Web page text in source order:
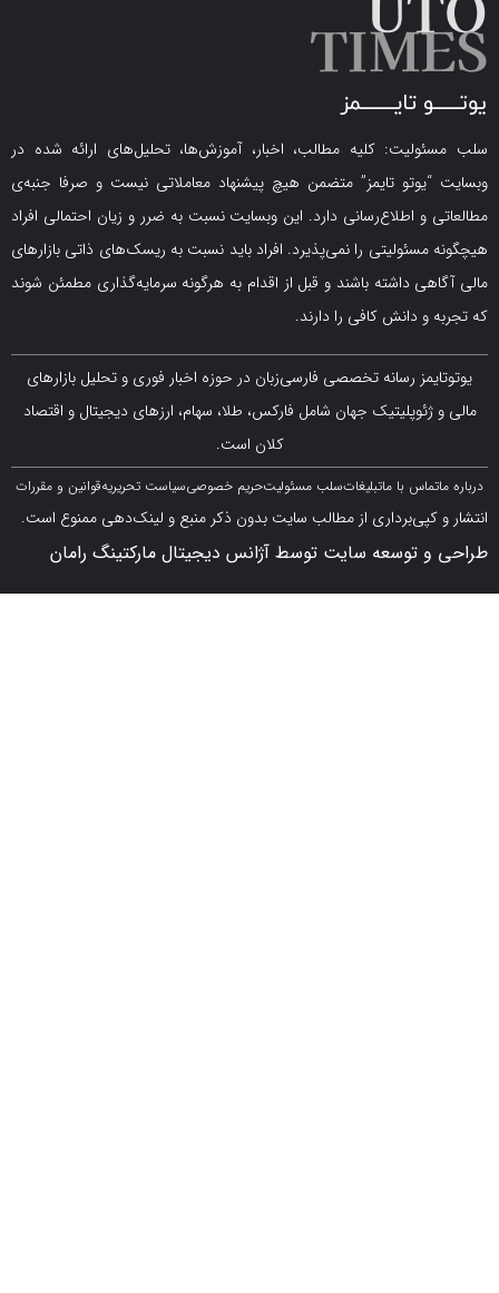
کلیه مطالب، اخبار، آموزش‌ها، تحلیل‌های ارائه شده در
تایمز” متضمن هیچ پیشنهاد معاملاتی نیست و صرفا جنبه‌ی
اطلاع‌رسانی دارد. این وبسایت نسبت به ضرر و زیان احتمالی افراد
را نمی‌پذیرد. افراد باید نسبت به ریسک‌های ذاتی بازارهای
داشته باشند و قبل از اقدام به هرگونه سرمایه‌گذاری مطمئن شوند
دانش کافی را دارند.
رسانه تخصصی فارسی‌زبان در حوزه اخبار فوری و تحلیل بازارهای
جهان شامل فارکس، طلا، سهام، ارزهای دیجیتال و اقتصاد
با ما تبلیغاتسلب مسئولیتحریم خصوصیسیاست تحریریهقوانین و مقررات
از مطالب سایت بدون ذکر منبع و لینک‌دهی ممنوع است.
سایت توسط آژانس دیجیتال مارکتینگ رامان